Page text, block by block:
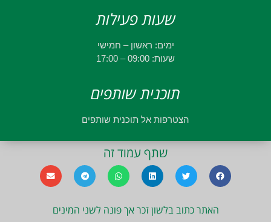
שעות פעילות
ימים: ראשון – חמישי
שעות: 09:00 – 17:00
תוכנית שותפים
הצטרפות אל תוכנית שותפים
שתף עמוד זה
האתר כתוב בלשון זכר אך פונה לשני המינים